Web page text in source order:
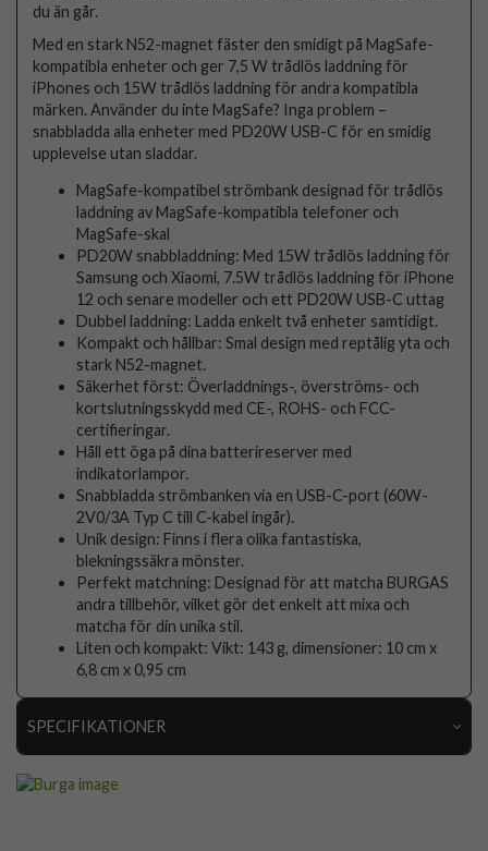
du än går.
Med en stark N52-magnet fäster den smidigt på MagSafe-
kompatibla enheter och ger 7,5 W trådlös laddning för
iPhones och 15W trådlös laddning för andra kompatibla
märken. Använder du inte MagSafe? Inga problem –
snabbladda alla enheter med PD20W USB-C för en smidig
upplevelse utan sladdar.
MagSafe-kompatibel strömbank designad för trådlös
laddning av MagSafe-kompatibla telefoner och
MagSafe-skal
PD20W snabbladdning: Med 15W trådlös laddning för
Samsung och Xiaomi, 7.5W trådlös laddning för iPhone
12 och senare modeller och ett PD20W USB-C uttag
Dubbel laddning: Ladda enkelt två enheter samtidigt.
Kompakt och hållbar: Smal design med reptålig yta och
stark N52-magnet.
Säkerhet först: Överladdnings-, överströms- och
kortslutningsskydd med CE-, ROHS- och FCC-
certifieringar.
Håll ett öga på dina batterireserver med
indikatorlampor.
Snabbladda strömbanken via en USB-C-port (60W-
2V0/3A Typ C till C-kabel ingår).
Unik design: Finns i flera olika fantastiska,
blekningssäkra mönster.
Perfekt matchning: Designad för att matcha BURGAS
andra tillbehör, vilket gör det enkelt att mixa och
matcha för din unika stil.
Liten och kompakt: Vikt: 143 g, dimensioner: 10 cm x
6,8 cm x 0,95 cm
SPECIFIKATIONER